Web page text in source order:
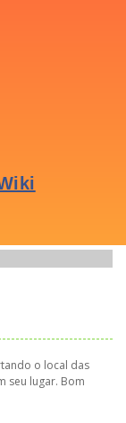
o local das
seu lugar. Bom